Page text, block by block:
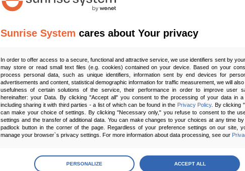
Sunrise System cares about Your privacy
In order to offer access to a secure, functional and attractive service, we use identifiers sent by
may store or read small text files (e.g. cookies) contained on your device. Based on your
process personal data, such as unique identifiers, information sent by end devices for
advertisements and content, statistical demographic information for traffic measurement, we will
usefulness of certain solutions of the service, their performance in order to improve user
hereinafter: your Data. By clicking "Accept all" you consent to the processing of your data in a
including sharing it with third parties - a list of which can be found in the Privacy Policy. By clicking
can make your choice of settings. By clicking "Necessary only," you refuse to consent to the
settings and the transfer of additional data. You can make changes to your choices at any time
padlock button in the corner of the page. Regardless of your preference settings on our site,
manage your browser`s privacy settings. For more information about data processing, see our
Manage preferences
PERSONALIZE ACCEPT ALL
Czyli do wyboru zwiększenie liczby wizyt na
stronie, wyświetleń filmu lub interakcji z nim.
Dzięki temu aktywizujesz odbiorców do działania.